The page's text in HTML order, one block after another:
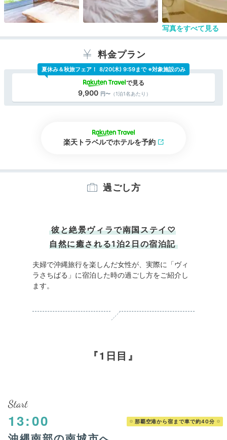
洗濯機や簡易キッチンがあるので、ここにこもって
仕事すると捗りそう。やってみたいけど、宿代的に
夢の話www
写真をすべて見る
料金プラン
9,900 （1泊1名あたり）
夏休み＆秋旅フェア！ 8/20(木) 9:59まで ※対象施設のみ
楽天トラベルでホテルを予約
過ごし方
彼と絶景ヴィラで南国ステイ♡
自然に癒される1泊2日の宿泊記
夫婦で沖縄旅行を楽しんだ女性が、実際に「ヴィ
ラさちばる」に宿泊した時の過ごし方をご紹介し
ます。
1日目
Start
13:00 那覇空港から宿まで車で約40分